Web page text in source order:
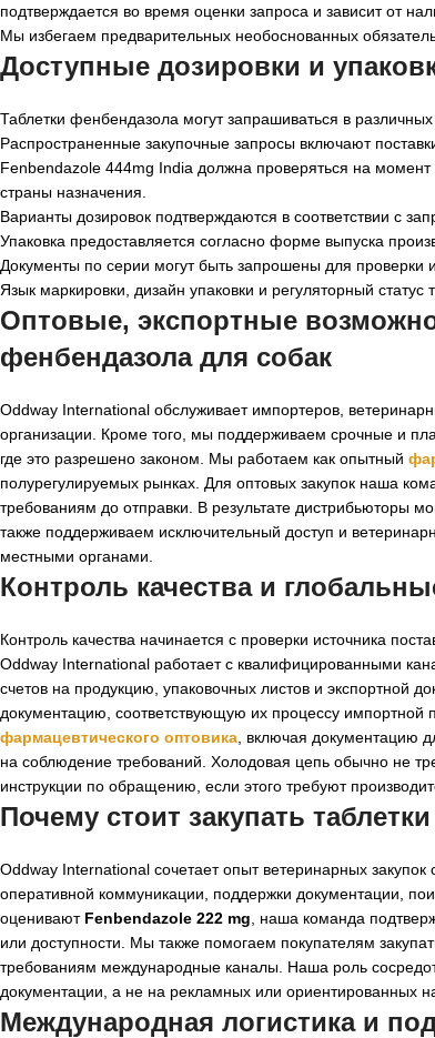
подтверждается во время оценки запроса и зависит от
Мы избегаем предварительных необоснованных
Доступные дозировки и
Таблетки фенбендазола могут запрашиваться в
Распространенные закупочные запросы включают
Fenbendazole 444mg India должна проверяться на
страны назначения.
Варианты дозировок подтверждаются в соответствии с
Упаковка предоставляется согласно форме выпуска
Документы по серии могут быть запрошены для проверки
Язык маркировки, дизайн упаковки и регуляторный
Оптовые, экспортные
фенбендазола для собак
Oddway International обслуживает импортеров,
организации. Кроме того, мы поддерживаем срочные и
где это разрешено законом. Мы работаем как опытный
полурегулируемых рынках. Для оптовых закупок наша
требованиям до отправки. В результате дистрибьюторы
также поддерживаем исключительный доступ и
местными органами.
Контроль качества и
Контроль качества начинается с проверки источника
Oddway International работает с квалифицированными
счетов на продукцию, упаковочных листов и экспортной
документацию, соответствующую их процессу
фармацевтического оптовика , включая документацию
на соблюдение требований. Холодовая цепь обычно не
инструкции по обращению, если этого требуют
Почему стоит закупать
Oddway International сочетает опыт ветеринарных
оперативной коммуникации, поддержки документации,
оценивают Fenbendazole 222 mg , наша команда
или доступности. Мы также помогаем покупателям
требованиям международные каналы. Наша роль
документации, а не на рекламных или ориентированных
Международная логистика и